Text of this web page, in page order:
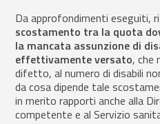
Da approfondimenti eseguiti,
scostamento tra la quota
la mancata assunzione di
effettivamente versato, che
difetto, al numero di disabili
da cosa dipende tale
in merito rapporti anche alla
competente e al Servizio